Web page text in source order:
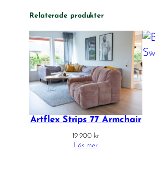
Relaterade produkter
Artflex Strips 77 Armchair
19 900 kr
Läs mer